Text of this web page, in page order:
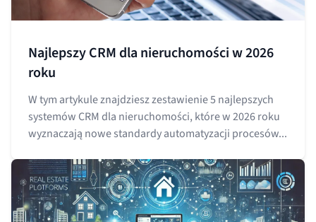
Najlepszy CRM dla nieruchomości w 2026
roku
W tym artykule znajdziesz zestawienie 5 najlepszych
systemów CRM dla nieruchomości, które w 2026 roku
wyznaczają nowe standardy automatyzacji procesów...